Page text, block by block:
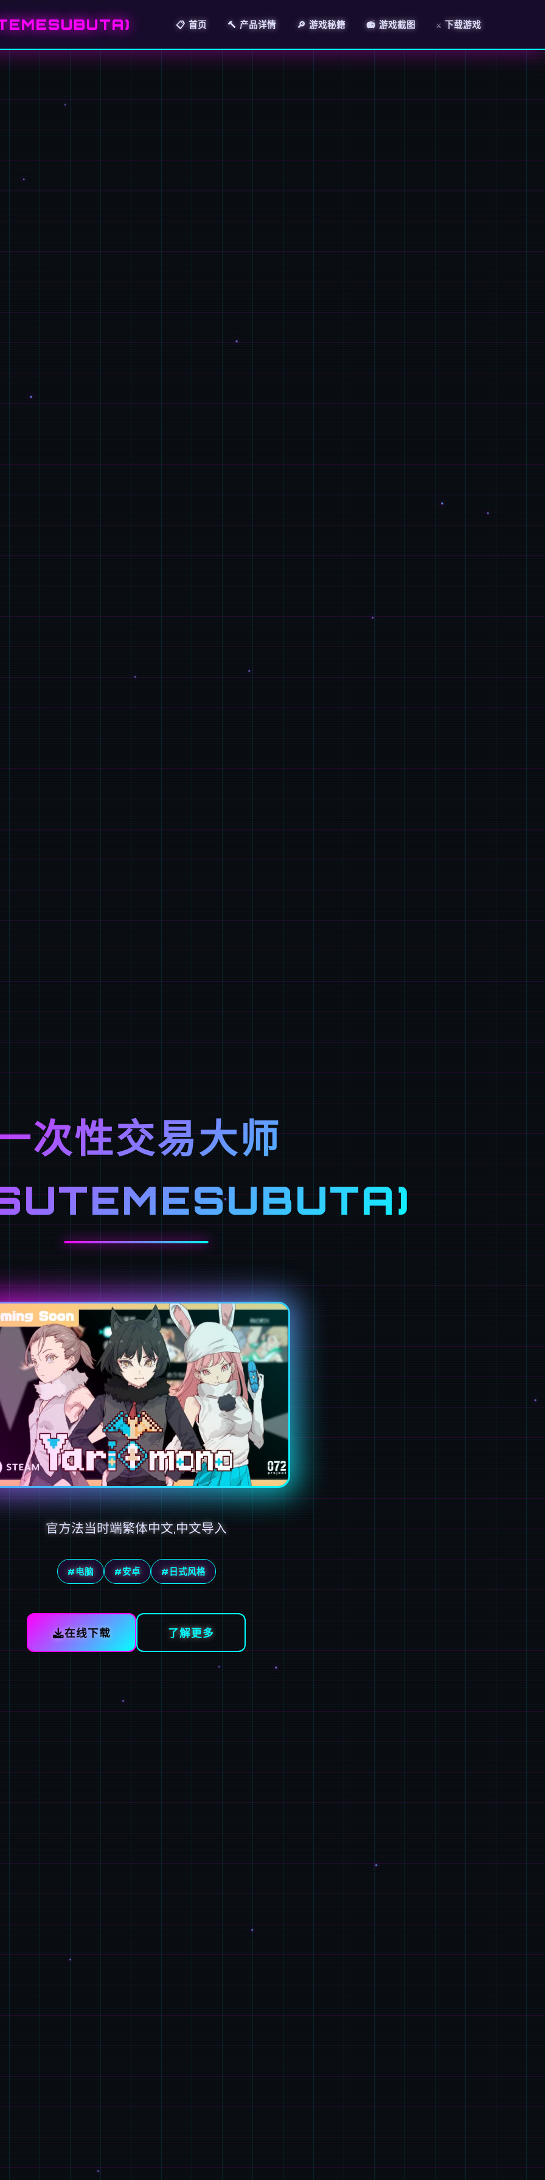
📋 首页 🔨 产品详情 🔎 游戏秘籍 📻 游戏截图 ⚔️ 下载游戏
次性交易大师
官方法当时端繁体中文,中文导入
#电脑 #安卓 #日式风格
在线下载 了解更多